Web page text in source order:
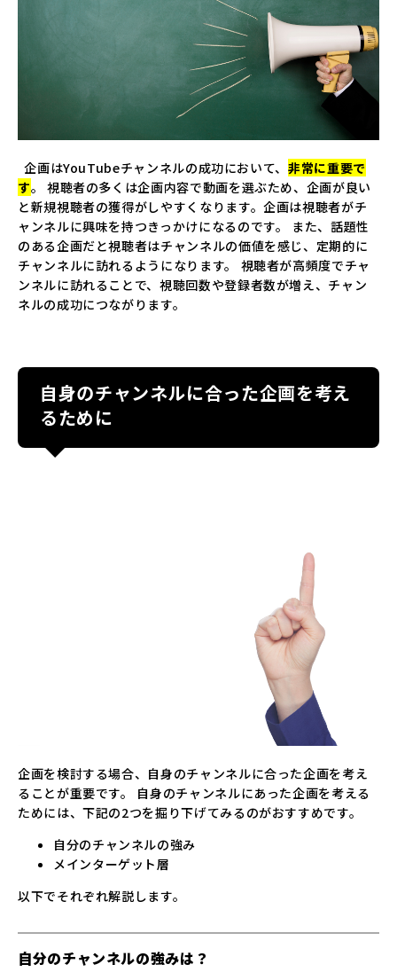
企画はYouTubeチャンネルの成功において、 非常に重要で
す。 視聴者の多くは企画内容で動画を選ぶため、企画が良い
と新規視聴者の獲得がしやすくなります。企画は視聴者がチ
ャンネルに興味を持つきっかけになるのです。 また、話題性
のある企画だと視聴者はチャンネルの価値を感じ、定期的に
チャンネルに訪れるようになります。 視聴者が高頻度でチャ
ンネルに訪れることで、視聴回数や登録者数が増え、チャン
ネルの成功につながります。
自身のチャンネルに合った企画を考え
るために
企画を検討する場合、自身のチャンネルに合った企画を考え
ることが重要です。 自身のチャンネルにあった企画を考える
ためには、下記の2つを掘り下げてみるのがおすすめです。
自分のチャンネルの強み
メインターゲット層
以下でそれぞれ解説します。
自分のチャンネルの強みは？